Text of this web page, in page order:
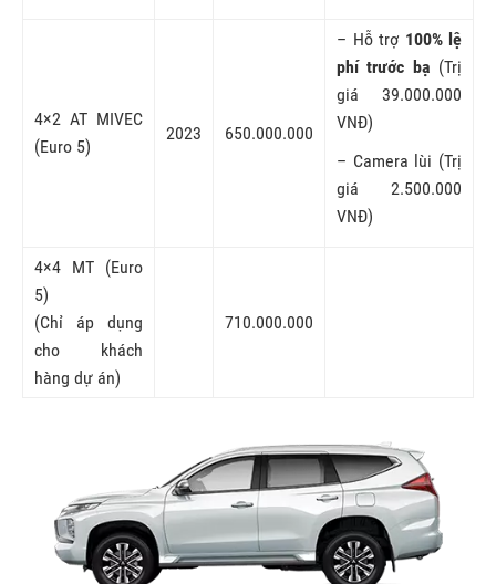
4×2 AT MIVEC
(Euro 5)
2023 650.000.000
– Hỗ trợ 100% lệ
phí trước bạ (Trị
giá 39.000.000
VNĐ)
– Camera lùi (Trị
giá 2.500.000
VNĐ)
4×4 MT (Euro
5)
(Chỉ áp dụng
cho khách
hàng dự án)
710.000.000